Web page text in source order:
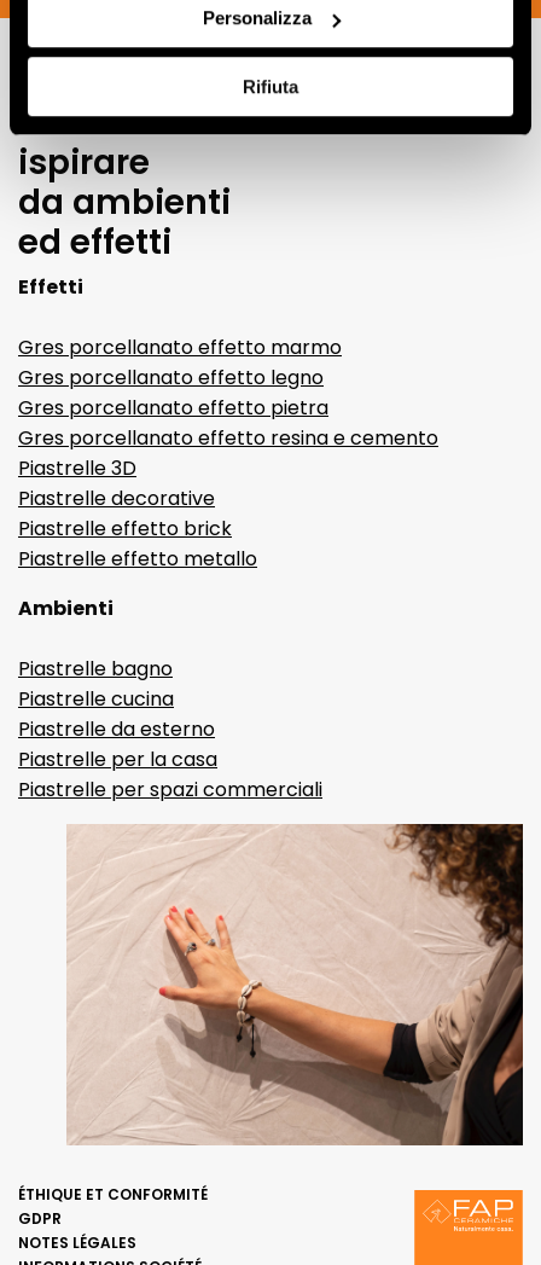
Personalizza
Rifiuta
Lasciati
ispirare
da ambienti
ed effetti
Effetti
Gres porcellanato effetto marmo
Gres porcellanato effetto legno
Gres porcellanato effetto pietra
Gres porcellanato effetto resina e cemento
Piastrelle 3D
Piastrelle decorative
Piastrelle effetto brick
Piastrelle effetto metallo
Ambienti
Piastrelle bagno
Piastrelle cucina
Piastrelle da esterno
Piastrelle per la casa
Piastrelle per spazi commerciali
ÉTHIQUE ET CONFORMITÉ
GDPR
NOTES LÉGALES